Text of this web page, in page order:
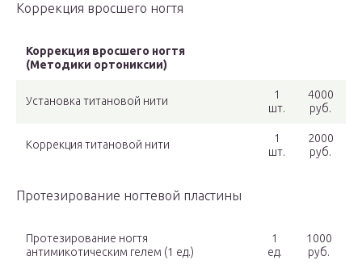
Коррекция вросшего ногтя
Коррекция вросшего ногтя
(Методики ортониксии)
Установка титановой нити
1
шт.
4000
руб.
Коррекция титановой нити
1
шт.
2000
руб.
Протезирование ногтевой пластины
Протезирование ногтя
антимикотическим гелем (1 ед.)
1
ед.
1000
руб.